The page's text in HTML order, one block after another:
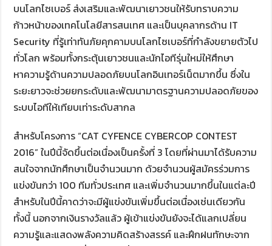
บนโลกไซเบอร์ ส่งเสริมและพัฒนาเยาวชนให้รับทราบความ
ก้าวหน้าของเทคโนโลยีสารสนเทศ และเป็นบุคลากรด้าน IT
Security ที่รู้เท่าทันภัยคุกคามบนโลกไซเบอร์ที่กำลังขยายตัวไป
ทั่วโลก พร้อมทั้งกระตุ้นเยาวชนและนักไอทีรุ่นใหม่ให้ศึกษา
หาความรู้ด้านความปลอดภัยบนโลกอินเทอร์เน็ตมากขึ้น ซึ่งใน
ระยะยาวจะช่วยยกระดับและพัฒนามาตรฐานความปลอดภัยของ
ระบบไอทีให้เทียบเท่าระดับสากล
สำหรับโครงการ “CAT CYFENCE CYBERCOP CONTEST
2016” ในปีนี้จัดขึ้นต่อเนื่องเป็นครั้งที่ 3 โดยที่ผ่านมาได้รับความ
สนใจจากนักศึกษาเป็นจำนวนมาก ด้วยจำนวนผู้สมัครร่วมการ
แข่งขันกว่า 100 ทีมทั่วประเทศ และเพิ่มจำนวนมากขึ้นในแต่ละปี
สำหรับในปีนี้คาดว่าจะมีผู้แข่งขันเพิ่มขึ้นต่อเนื่องเช่นเดียวกัน
ทั้งนี้ นอกจากเงินรางวัลแล้ว ผู้เข้าแข่งขันยังจะได้แลกเปลี่ยน
ความรู้และแสดงพลังความคิดสร้างสรรค์ และฝึกฝนทักษะจาก